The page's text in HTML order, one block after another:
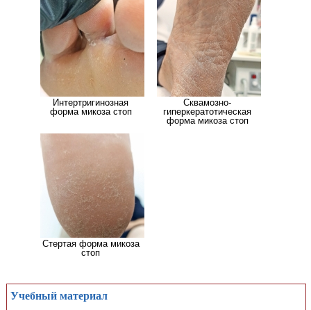
Интертригинозная
форма микоза стоп
Сквамозно-
гиперкератотическая
форма микоза стоп
Стертая форма микоза
стоп
Учебный материал